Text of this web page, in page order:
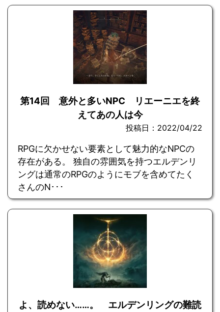
第14回 意外と多いNPC リエーニエを終
えてあの人は今
投稿日：2022/04/22
RPGに欠かせない要素として魅力的なNPCの
存在がある。 独自の雰囲気を持つエルデンリ
ングは通常のRPGのようにモブを含めてたく
さんのN･･･
よ、読めない……。 エルデンリングの難読